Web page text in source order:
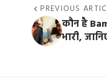
PREVIOUS
कौन है
भारी,